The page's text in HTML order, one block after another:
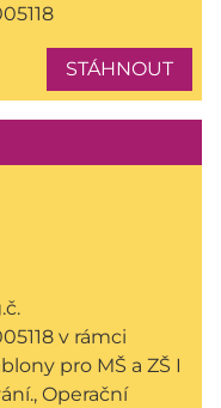
STÁHNOUT
v rámci
pro MŠ a ZŠ I
Operační